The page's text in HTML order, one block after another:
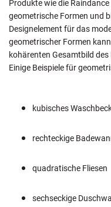
Produkte wie die
geometrische Formen und
Designelement für das
geometrischer Formen
kohärenten Gesamtbild
Einige Beispiele für
kubisches
rechteckige
quadratische Fliesen
sechseckige